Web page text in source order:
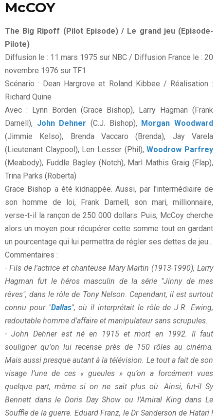
McCOY
The Big Ripoff (Pilot Episode) / Le grand jeu (Episode-
Pilote)
Diffusion le : 11 mars 1975 sur NBC / Diffusion France le : 20
novembre 1976 sur TF1
Scénario : Dean Hargrove et Roland Kibbee / Réalisation :
Richard Quine
Avec : Lynn Borden (Grace Bishop), Larry Hagman (Frank
Darnell), John Dehner (C.J. Bishop), Morgan Woodward
(Jimmie Kelso), Brenda Vaccaro (Brenda), Jay Varela
(Lieutenant Claypool), Len Lesser (Phil),Woodrow Parfrey
(Meabody), Fuddle Bagley (Notch), Marl Mathis Graig (Flap),
Trina Parks (Roberta)
Grace Bishop a été kidnappée. Aussi, par l'intermédiaire de
son homme de loi, Frank Darnell, son mari, millionnaire,
verse-t-il la rançon de 250 000 dollars. Puis, McCoy cherche
alors un moyen pour récupérer cette somme tout en gardant
un pourcentage qui lui permettra de régler ses dettes de jeu...
Commentaires :
- Fils de l'actrice et chanteuse Mary Martin (1913-1990), Larry
Hagman fut le héros masculin de la série "Jinny de mes
rêves", dans le rôle de Tony Nelson. Cependant, il est surtout
connu pour "Dallas", où il interprétait le rôle de J.R. Ewing,
redoutable homme d'affaire et manipulateur sans scrupules.
- John Dehner est né en 1915 et mort en 1992. Il faut
souligner qu'on lui recense près de 150 rôles au cinéma.
Mais aussi presque autant à la télévision. Le tout a fait de son
visage l’une de ces « gueules » qu’on a forcément vues
quelque part, même si on ne sait plus où. Ainsi, fut-il Sy
Bennett dans le Doris Day Show ou l’Amiral King dans Le
Souffle de la guerre. Eduard Franz, le Dr Sanderson de Hatari !